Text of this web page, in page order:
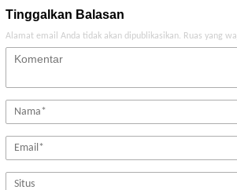
Tinggalkan Balasan
Alamat email Anda tidak akan dipublikasikan. Ruas yang